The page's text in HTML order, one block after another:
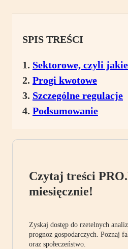
SPIS TREŚCI
Sektorowe, czyli
Progi kwotowe
Szczególne regulacje
Podsumowanie
Czytaj treści
miesięcznie!
Zyskaj dostęp do rzetelnych
prognoz gospodarczych. Poznaj
oraz społeczeństwo.